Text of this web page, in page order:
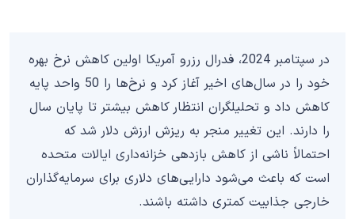
در سپتامبر 2024، فدرال رزرو آمریکا اولین کاهش نرخ بهره
خود را در سال‌های اخیر آغاز کرد و نرخ‌ها را 50 واحد پایه
کاهش داد و تحلیلگران انتظار کاهش بیشتر تا پایان سال
را دارند. این تغییر منجر به ریزش ارزش دلار شد که
احتمالاً ناشی از کاهش بازدهی خزانه‌داری ایالات متحده
است که باعث می‌شود دارایی‌های دلاری برای سرمایه‌گذاران
خارجی جذابیت کمتری داشته باشند.